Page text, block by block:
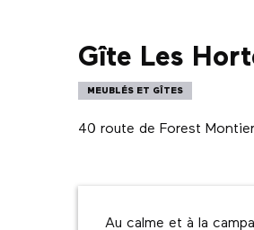
Gîte Les
MEUBLÉS ET GÎTES
40 route de Forest
Au calme et à la